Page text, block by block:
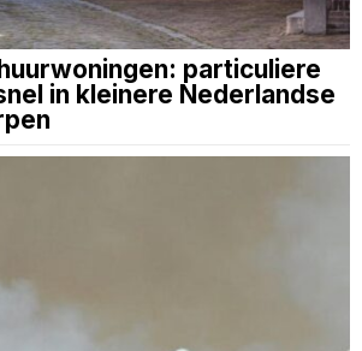
particuliere
in kleinere Nederlandse